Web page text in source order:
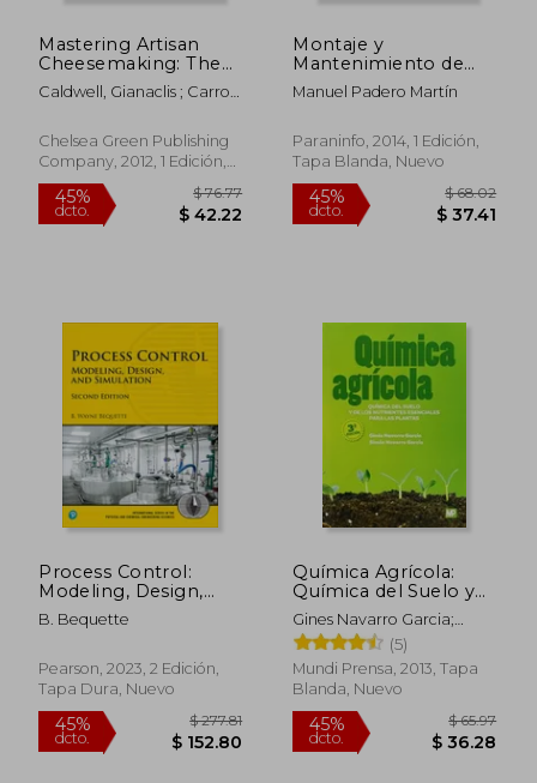
40%
dcto.
$ 88.14
$ 52.88
Mastering Artisan
Cheesemaking: The
Ultimate Guide for
Home-Scale and
Inglés)
Caldwell, Gianaclis ; Carroll,
Chelsea Green Publishing
Company, 2012, 1 Edición,
Tapa Blanda, Nuevo
Montaje y
Mantenimiento de
Instalaciones
Frigoríficas
Manuel Padero Martín
Paraninfo, 2014, 1 Edición,
Tapa Blanda, Nuevo
Process Control:
Modeling, Design,
and Simulation
(International Series
Chemical
Engineering
B. Bequette
Pearson, 2023, 2 Edición,
Tapa Dura, Nuevo
Química Agrícola:
Química del Suelo y
de los Nutrientes
Esenciales Para las
Plantas (Agricultura)
Gines Navarro Garcia;
Sim&Oacute;N Navarro
García
(5)
Mundi Prensa, 2013, Tapa
Blanda, Nuevo